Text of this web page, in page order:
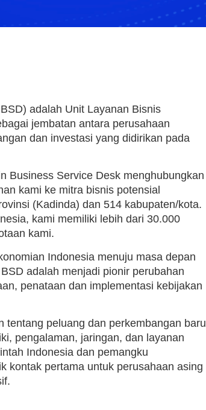
adalah Unit Layanan Bisnis
jembatan antara perusahaan
dan investasi yang didirikan pada
Business Service Desk menghubungkan
kami ke mitra bisnis potensial
(Kadinda) dan 514 kabupaten/kota.
kami memiliki lebih dari 30.000
kami.
Indonesia menuju masa depan
adalah menjadi pionir perubahan
penataan dan implementasi kebijakan
tentang peluang dan perkembangan baru
pengalaman, jaringan, dan layanan
Indonesia dan pemangku
kontak pertama untuk perusahaan asing